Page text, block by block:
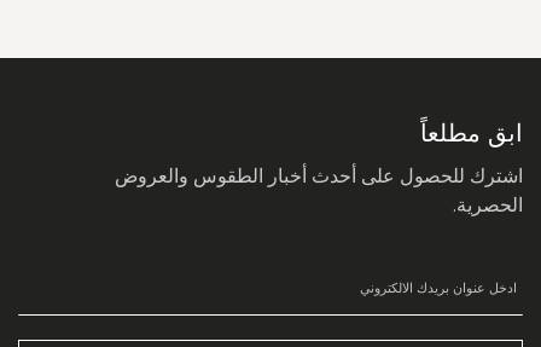
ابق مطلعاً
اشترك للحصول على أحدث أخبار الطقوس والعروض
الحصرية.